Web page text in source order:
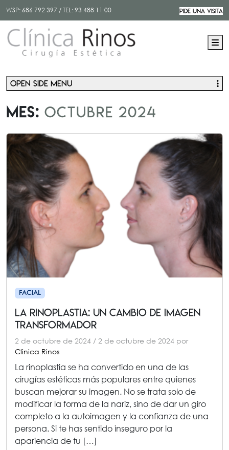
WSP: 686 792 397 / TEL:93 488 11 00 PIDE UNA VISITA
Mes: octubre 2024
FACIAL
La Rinoplastia: Un Cambio de Imagen
Transformador
2 de octubre de 2024 / 2 de octubre de 2024 por
Clinica Rinos
La rinoplastia se ha convertido en una de las
cirugías estéticas más populares entre quienes
buscan mejorar su imagen. No se trata solo de
modificar la forma de la nariz, sino de dar un giro
completo a la autoimagen y la confianza de una
persona. Si te has sentido inseguro por la
apariencia de tu […]
Open side menu